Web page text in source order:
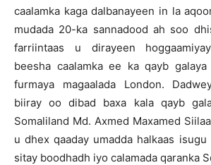
caalamka kaga dalbanayeen in la
mudada 20-ka sannadood ah soo
farriintaas u dirayeen
beesha caalamka ee ka qayb
furmaya magaalada London.
biiray oo dibad baxa kala qayb
Somaliland Md. Axmed Maxamed
u dhex qaaday umadda halkaas
sitay boodhadh iyo calamada qaranka